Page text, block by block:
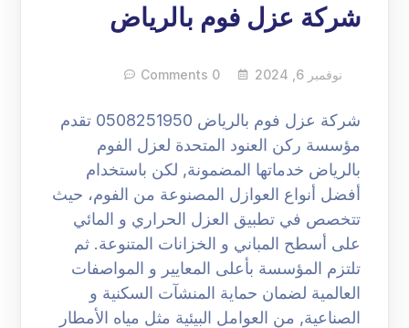
شركة عزل فوم بالرياض
نوفمبر 6, 2024 0 Comments
شركة عزل فوم بالرياض 0508251950 تقدم
مؤسسة ركن العنود المتحدة لعزل الفوم
بالرياض خدماتها المضمونة, لكن باستخدام
أفضل أنواع العوازل المصنوعة من الفوم، حيث
تتخصص في تطبيق العزل الحراري و المائي
على أسطح المباني و الخزانات المتنوعة. ثم
تلتزم المؤسسة بأعلى المعايير و المواصفات
العالمية لضمان حماية المنشآت السكنية و
الصناعية, من العوامل البيئية مثل مياه الأمطار